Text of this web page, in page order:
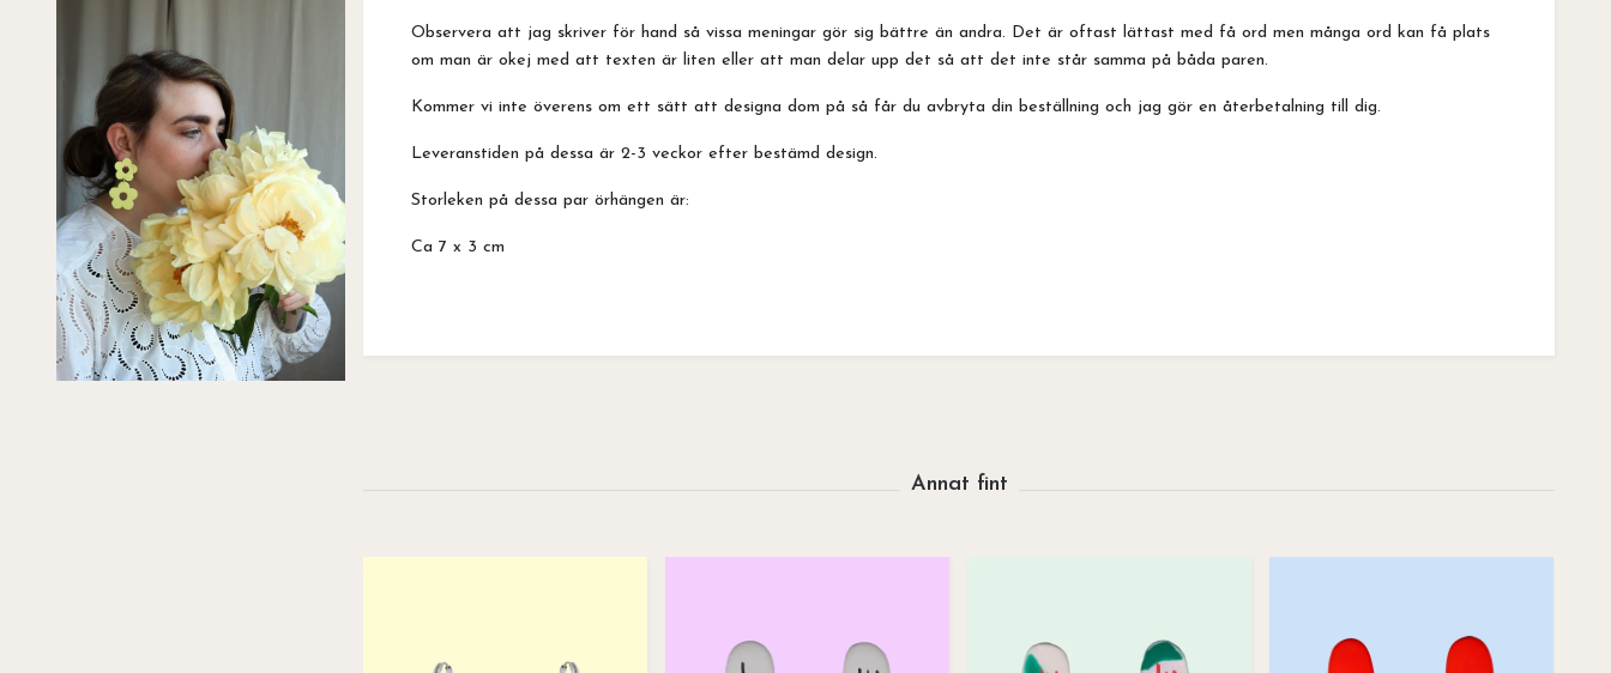
Observera att jag skriver för hand så vissa meningar gör sig bättre än andra. Det är oftast lättast med få ord men många ord kan få plats
om man är okej med att texten är liten eller att man delar upp det så att det inte står samma på båda paren.
Kommer vi inte överens om ett sätt att designa dom på så får du avbryta din beställning och jag gör en återbetalning till dig.
Leveranstiden på dessa är 2-3 veckor efter bestämd design.
Storleken på dessa par örhängen är:
Ca 7 x 3 cm